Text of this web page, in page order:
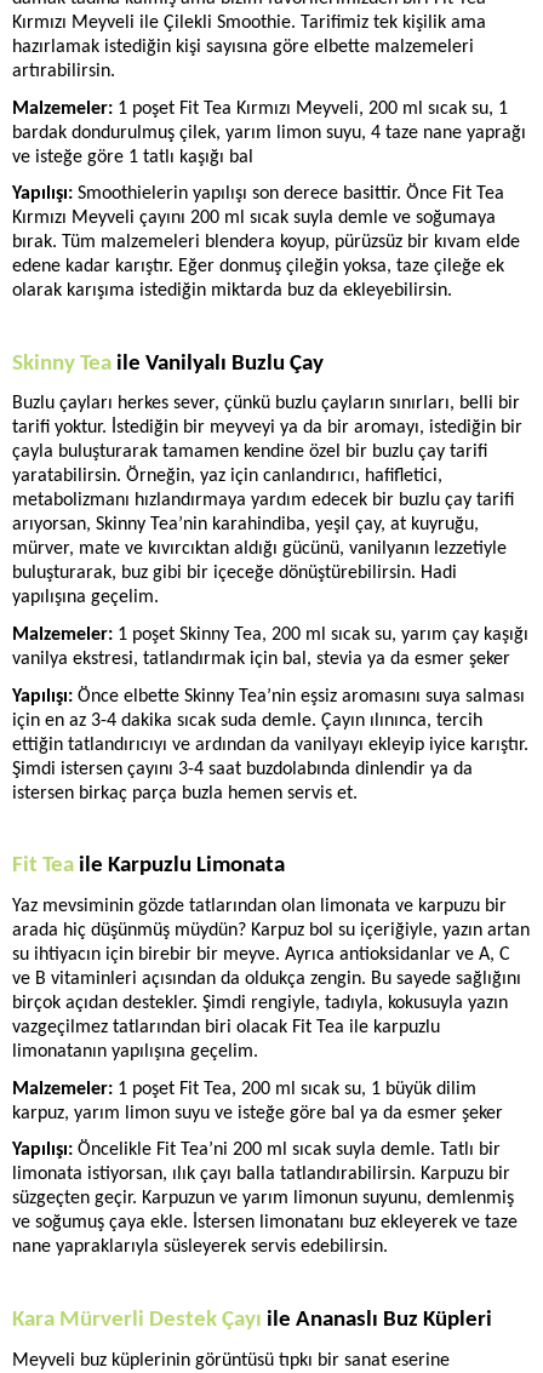
Kırmızı Meyveli ile Çilekli Smoothie. Tarifimiz tek kişilik ama
hazırlamak istediğin kişi sayısına göre elbette malzemeleri
artırabilirsin.
Malzemeler: 1 poşet Fit Tea Kırmızı Meyveli, 200 ml sıcak su, 1
bardak dondurulmuş çilek, yarım limon suyu, 4 taze nane yaprağı
ve isteğe göre 1 tatlı kaşığı bal
Yapılışı: Smoothielerin yapılışı son derece basittir. Önce Fit Tea
Kırmızı Meyveli çayını 200 ml sıcak suyla demle ve soğumaya
bırak. Tüm malzemeleri blendera koyup, pürüzsüz bir kıvam elde
edene kadar karıştır. Eğer donmuş çileğin yoksa, taze çileğe ek
olarak karışıma istediğin miktarda buz da ekleyebilirsin.
Skinny Tea ile Vanilyalı Buzlu Çay
Buzlu çayları herkes sever, çünkü buzlu çayların sınırları, belli bir
tarifi yoktur. İstediğin bir meyveyi ya da bir aromayı, istediğin bir
çayla buluşturarak tamamen kendine özel bir buzlu çay tarifi
yaratabilirsin. Örneğin, yaz için canlandırıcı, hafifletici,
metabolizmanı hızlandırmaya yardım edecek bir buzlu çay tarifi
arıyorsan, Skinny Tea’nin karahindiba, yeşil çay, at kuyruğu,
mürver, mate ve kıvırcıktan aldığı gücünü, vanilyanın lezzetiyle
buluşturarak, buz gibi bir içeceğe dönüştürebilirsin. Hadi
yapılışına geçelim.
Malzemeler: 1 poşet Skinny Tea, 200 ml sıcak su, yarım çay kaşığı
vanilya ekstresi, tatlandırmak için bal, stevia ya da esmer şeker
Yapılışı: Önce elbette Skinny Tea’nin eşsiz aromasını suya salması
için en az 3-4 dakika sıcak suda demle. Çayın ılınınca, tercih
ettiğin tatlandırıcıyı ve ardından da vanilyayı ekleyip iyice karıştır.
Şimdi istersen çayını 3-4 saat buzdolabında dinlendir ya da
istersen birkaç parça buzla hemen servis et.
Fit Tea ile Karpuzlu Limonata
Yaz mevsiminin gözde tatlarından olan limonata ve karpuzu bir
arada hiç düşünmüş müydün? Karpuz bol su içeriğiyle, yazın artan
su ihtiyacın için birebir bir meyve. Ayrıca antioksidanlar ve A, C
ve B vitaminleri açısından da oldukça zengin. Bu sayede sağlığını
birçok açıdan destekler. Şimdi rengiyle, tadıyla, kokusuyla yazın
vazgeçilmez tatlarından biri olacak Fit Tea ile karpuzlu
limonatanın yapılışına geçelim.
Malzemeler: 1 poşet Fit Tea, 200 ml sıcak su, 1 büyük dilim
karpuz, yarım limon suyu ve isteğe göre bal ya da esmer şeker
Yapılışı: Öncelikle Fit Tea’ni 200 ml sıcak suyla demle. Tatlı bir
limonata istiyorsan, ılık çayı balla tatlandırabilirsin. Karpuzu bir
süzgeçten geçir. Karpuzun ve yarım limonun suyunu, demlenmiş
ve soğumuş çaya ekle. İstersen limonatanı buz ekleyerek ve taze
nane yapraklarıyla süsleyerek servis edebilirsin.
Kara Mürverli Destek Çayı ile Ananaslı Buz Küpleri
Meyveli buz küplerinin görüntüsü tıpkı bir sanat eserine